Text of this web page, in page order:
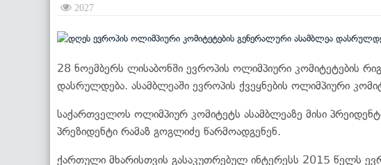
2027
28 ნოემბერს ლისაბონში ევროპის ოლიმპიური კომიტეტების
დასრულდება. ასამბლეაში ევროპის ქვეყნების ოლიმპიური
საქართველოს ოლიმპიურ კომიტეტს ასამბლეაზე მისი
პრეზიდენტი რამაზ გოგლიძე წარმოადგენენ.
ქართული მხარისთვის გასაკუთრებულ ინტერესს 2015 წელს